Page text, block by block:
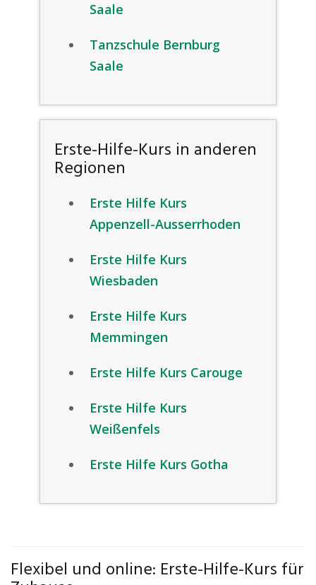
Saale
Tanzschule Bernburg
Saale
Erste-Hilfe-Kurs in anderen
Regionen
Erste Hilfe Kurs
Appenzell-Ausserrhoden
Erste Hilfe Kurs
Wiesbaden
Erste Hilfe Kurs
Memmingen
Erste Hilfe Kurs Carouge
Erste Hilfe Kurs
Weißenfels
Erste Hilfe Kurs Gotha
Flexibel und online: Erste-Hilfe-Kurs für